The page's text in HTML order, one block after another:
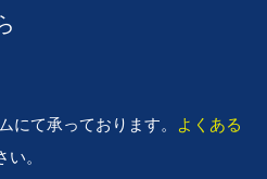
にて承っております。
よくある
。